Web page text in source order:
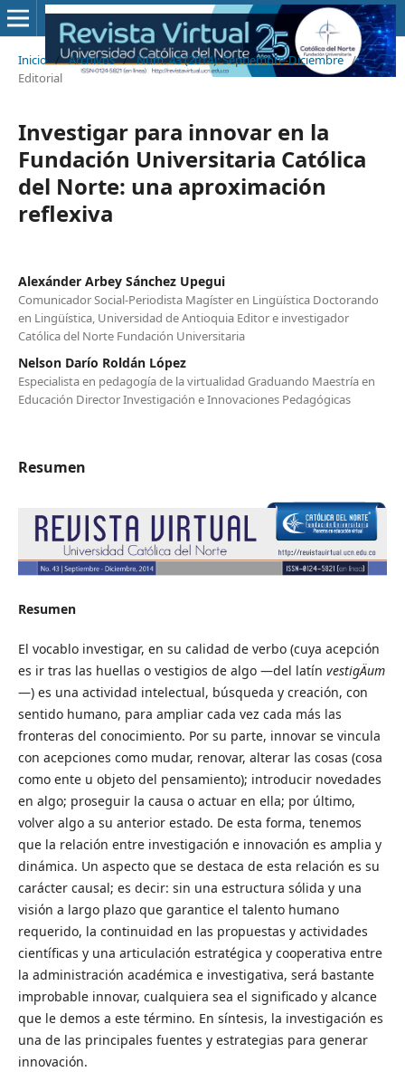
Inicio / Archivos / Núm. 43 (2014): Septiembre-Diciembre /
Editorial
Investigar para innovar en la
Fundación Universitaria Católica
del Norte: una aproximación
reflexiva
Alexánder Arbey Sánchez Upegui
Comunicador Social-Periodista Magíster en Lingüística Doctorando
en Lingüística, Universidad de Antioquia Editor e investigador
Católica del Norte Fundación Universitaria
Nelson Darío Roldán López
Especialista en pedagogía de la virtualidad Graduando Maestría en
Educación Director Investigación e Innovaciones Pedagógicas
Resumen
Resumen
El vocablo investigar, en su calidad de verbo (cuya acepción
es ir tras las huellas o vestigios de algo —del latín vestigÄ­um
—) es una actividad intelectual, búsqueda y creación, con
sentido humano, para ampliar cada vez cada más las
fronteras del conocimiento. Por su parte, innovar se vincula
con acepciones como mudar, renovar, alterar las cosas (cosa
como ente u objeto del pensamiento); introducir novedades
en algo; proseguir la causa o actuar en ella; por último,
volver algo a su anterior estado. De esta forma, tenemos
que la relación entre investigación e innovación es amplia y
dinámica. Un aspecto que se destaca de esta relación es su
carácter causal; es decir: sin una estructura sólida y una
visión a largo plazo que garantice el talento humano
requerido, la continuidad en las propuestas y actividades
científicas y una articulación estratégica y cooperativa entre
la administración académica e investigativa, será bastante
improbable innovar, cualquiera sea el significado y alcance
que le demos a este término. En síntesis, la investigación es
una de las principales fuentes y estrategias para generar
innovación.